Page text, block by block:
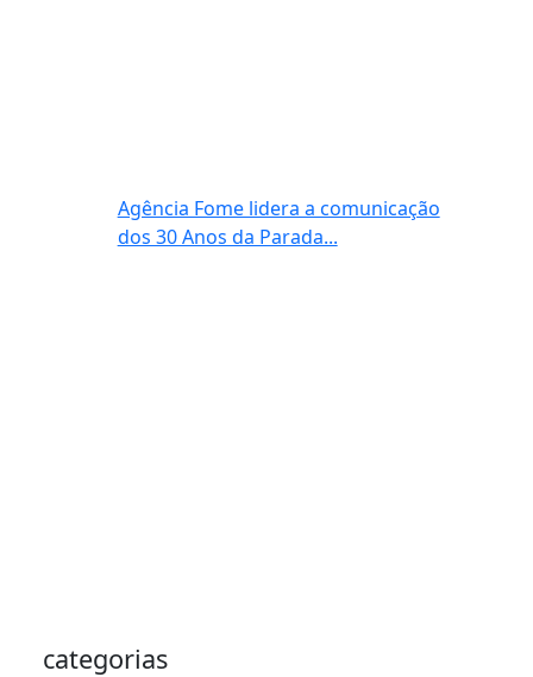
Agência Fome lidera a comunicação
dos 30 Anos da Parada...
categorias